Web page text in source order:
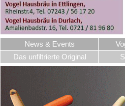
News & Events
Das unfiltrierte Original